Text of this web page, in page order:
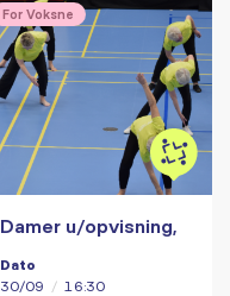
For Voksne
Damer u/opvisning,
Dato
30/09
/ 16:30